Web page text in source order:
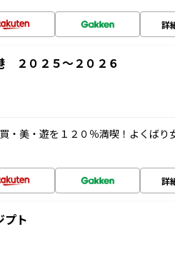
詳
０２５～２０２６
・美・遊を１２０％満喫！よくばり
詳
ト